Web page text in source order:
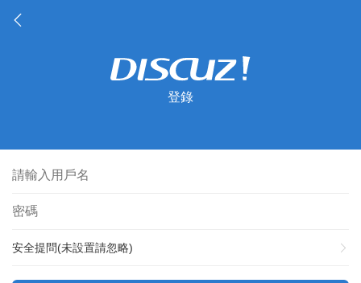
登錄
安全提問(未設置請忽略)